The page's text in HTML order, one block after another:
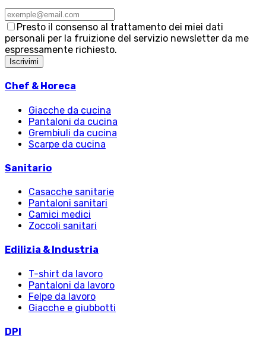
Presto il consenso al trattamento dei miei dati
personali per la fruizione del servizio newsletter da me
espressamente richiesto.
Iscrivimi
Chef & Horeca
Giacche da cucina
Pantaloni da cucina
Grembiuli da cucina
Scarpe da cucina
Sanitario
Casacche sanitarie
Pantaloni sanitari
Camici medici
Zoccoli sanitari
Edilizia & Industria
T-shirt da lavoro
Pantaloni da lavoro
Felpe da lavoro
Giacche e giubbotti
DPI